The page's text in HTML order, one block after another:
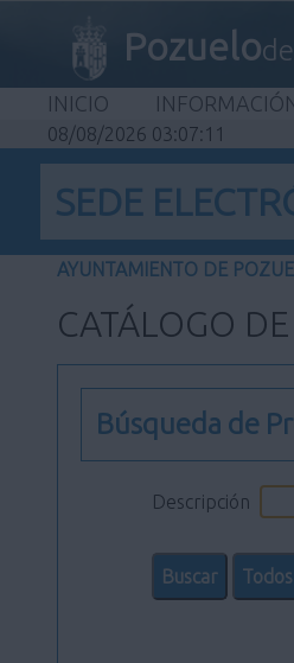
Pozuelode
INICIO
08/08/2026 03:07:12
SEDE
AYUNTAMIENTO DE
CATÁLOGO
Búsqueda de
Descripción